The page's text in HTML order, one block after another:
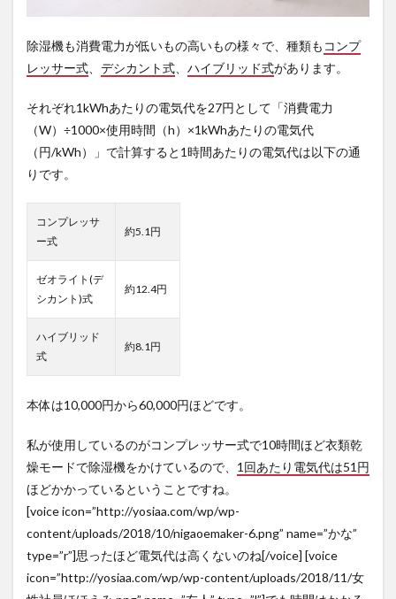
除湿機も消費電力が低いもの高いもの様々で、種類も コンプ
レッサー式
デシカント式 ハイブリッド式があります。
それぞれ1kWhあたりの電気代を27円として「消費電力
（W）÷1000×使用時間（h）×1kWhあたりの電気代
（円/kWh）」で計算すると1時間あたりの電気代は以下の通
りです。
コンプレッサ
ー式
約5.1円
ゼオライト(デ
シカント)式
約12.4円
ハイブリッド
式
約8.1円
本体は10,000円から60,000円ほどです。
私が使用しているのがコンプレッサー式で10時間ほど衣類乾
燥モードで除湿機をかけているので、 1回あたり電気代は51円
ほどかかっているということですね。
[voice icon=”http://yosiaa.com/wp/wp-
content/uploads/2018/10/nigaoemaker-6.png” name=”かな”
type=”r”]思ったほど電気代は高くないのね[/voice] [voice
icon=”http://yosiaa.com/wp/wp-content/uploads/2018/11/女